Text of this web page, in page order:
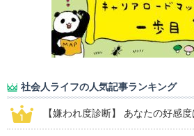
社会人ライフの人気記事ランキング
【嫌われ度診断】 あなたの好感